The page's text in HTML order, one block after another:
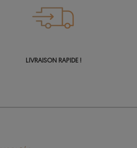
LIVRAISON RAPIDE !